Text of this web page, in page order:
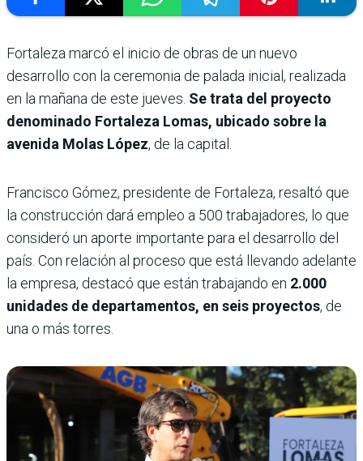
Fortaleza marcó el inicio de obras de un nuevo
desarrollo con la ceremonia de palada inicial, realizada
en la mañana de este jueves. Se trata del proyecto
denominado Fortaleza Lomas, ubicado sobre la
avenida Molas López, de la capital.
Francisco Gómez, presidente de Fortaleza, resaltó que
la construcción dará empleo a 500 trabajadores, lo que
consideró un aporte importante para el desarrollo del
país. Con relación al proceso que está llevando adelante
la empresa, destacó que están trabajando en 2.000
unidades de departamentos, en seis proyectos, de
una o más torres.